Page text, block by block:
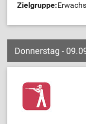
Zielgruppe:
Donnerstag -